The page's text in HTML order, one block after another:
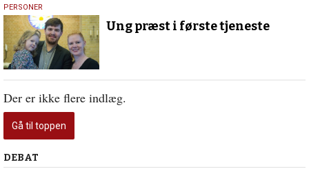
8.
januar
2020
PERSONER
Ung præst i første tjeneste
Der er ikke flere indlæg.
Gå til toppen
Debat
DEBAT